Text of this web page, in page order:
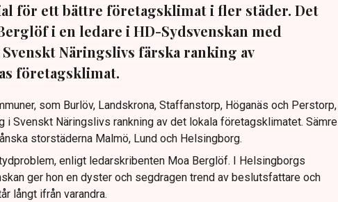
för ett bättre företagsklimat i fler städer. Det
i en ledare i HD-Sydsvenskan med
Näringslivs färska ranking av
företagsklimat.
som Burlöv, Landskrona, Staffanstorp, Höganäs och Perstorp,
i Svenskt Näringslivs rankning av det lokala företagsklimatet. Sämre
storstäderna Malmö, Lund och Helsingborg.
enligt ledarskribenten Moa Berglöf. I Helsingborgs
ger hon en dyster och segdragen trend av beslutsfattare och
långt ifrån varandra.